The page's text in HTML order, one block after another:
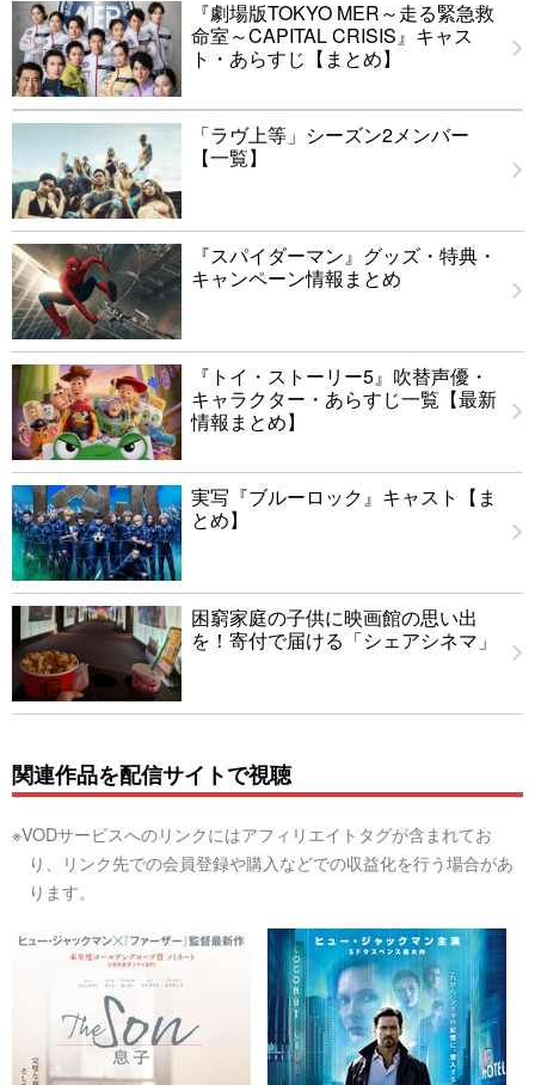
『劇場版TOKYO MER～走る緊急救
命室～CAPITAL CRISIS』キャス
ト・あらすじ【まとめ】
「ラヴ上等」シーズン2メンバー
【一覧】
『スパイダーマン』グッズ・特典・
キャンペーン情報まとめ
『トイ・ストーリー5』吹替声優・
キャラクター・あらすじ一覧【最新
情報まとめ】
実写『ブルーロック』キャスト【ま
とめ】
困窮家庭の子供に映画館の思い出
を！寄付で届ける「シェアシネマ」
関連作品を配信サイトで視聴
※VODサービスへのリンクにはアフィリエイトタグが含まれてお
り、リンク先での会員登録や購入などでの収益化を行う場合があ
ります。